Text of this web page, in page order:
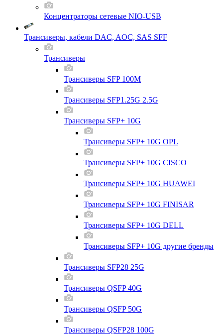
Концентраторы сетевые NIO-USB
Трансиверы, кабели DAC, AOC, SAS SFF
Трансиверы
Трансиверы SFP 100M
Трансиверы SFP1.25G 2.5G
Трансиверы SFP+ 10G
Трансиверы SFP+ 10G OPL
Трансиверы SFP+ 10G CISCO
Трансиверы SFP+ 10G HUAWEI
Трансиверы SFP+ 10G FINISAR
Трансиверы SFP+ 10G DELL
Трансиверы SFP+ 10G другие бренды
Трансиверы SFP28 25G
Трансиверы QSFP 40G
Трансиверы QSFP 50G
Трансиверы QSFP28 100G